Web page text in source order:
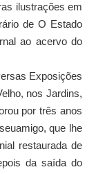
ilustrações em
de O Estado
ao acervo do
Exposições
nos Jardins,
por três anos
que lhe
restaurada de
da saída do